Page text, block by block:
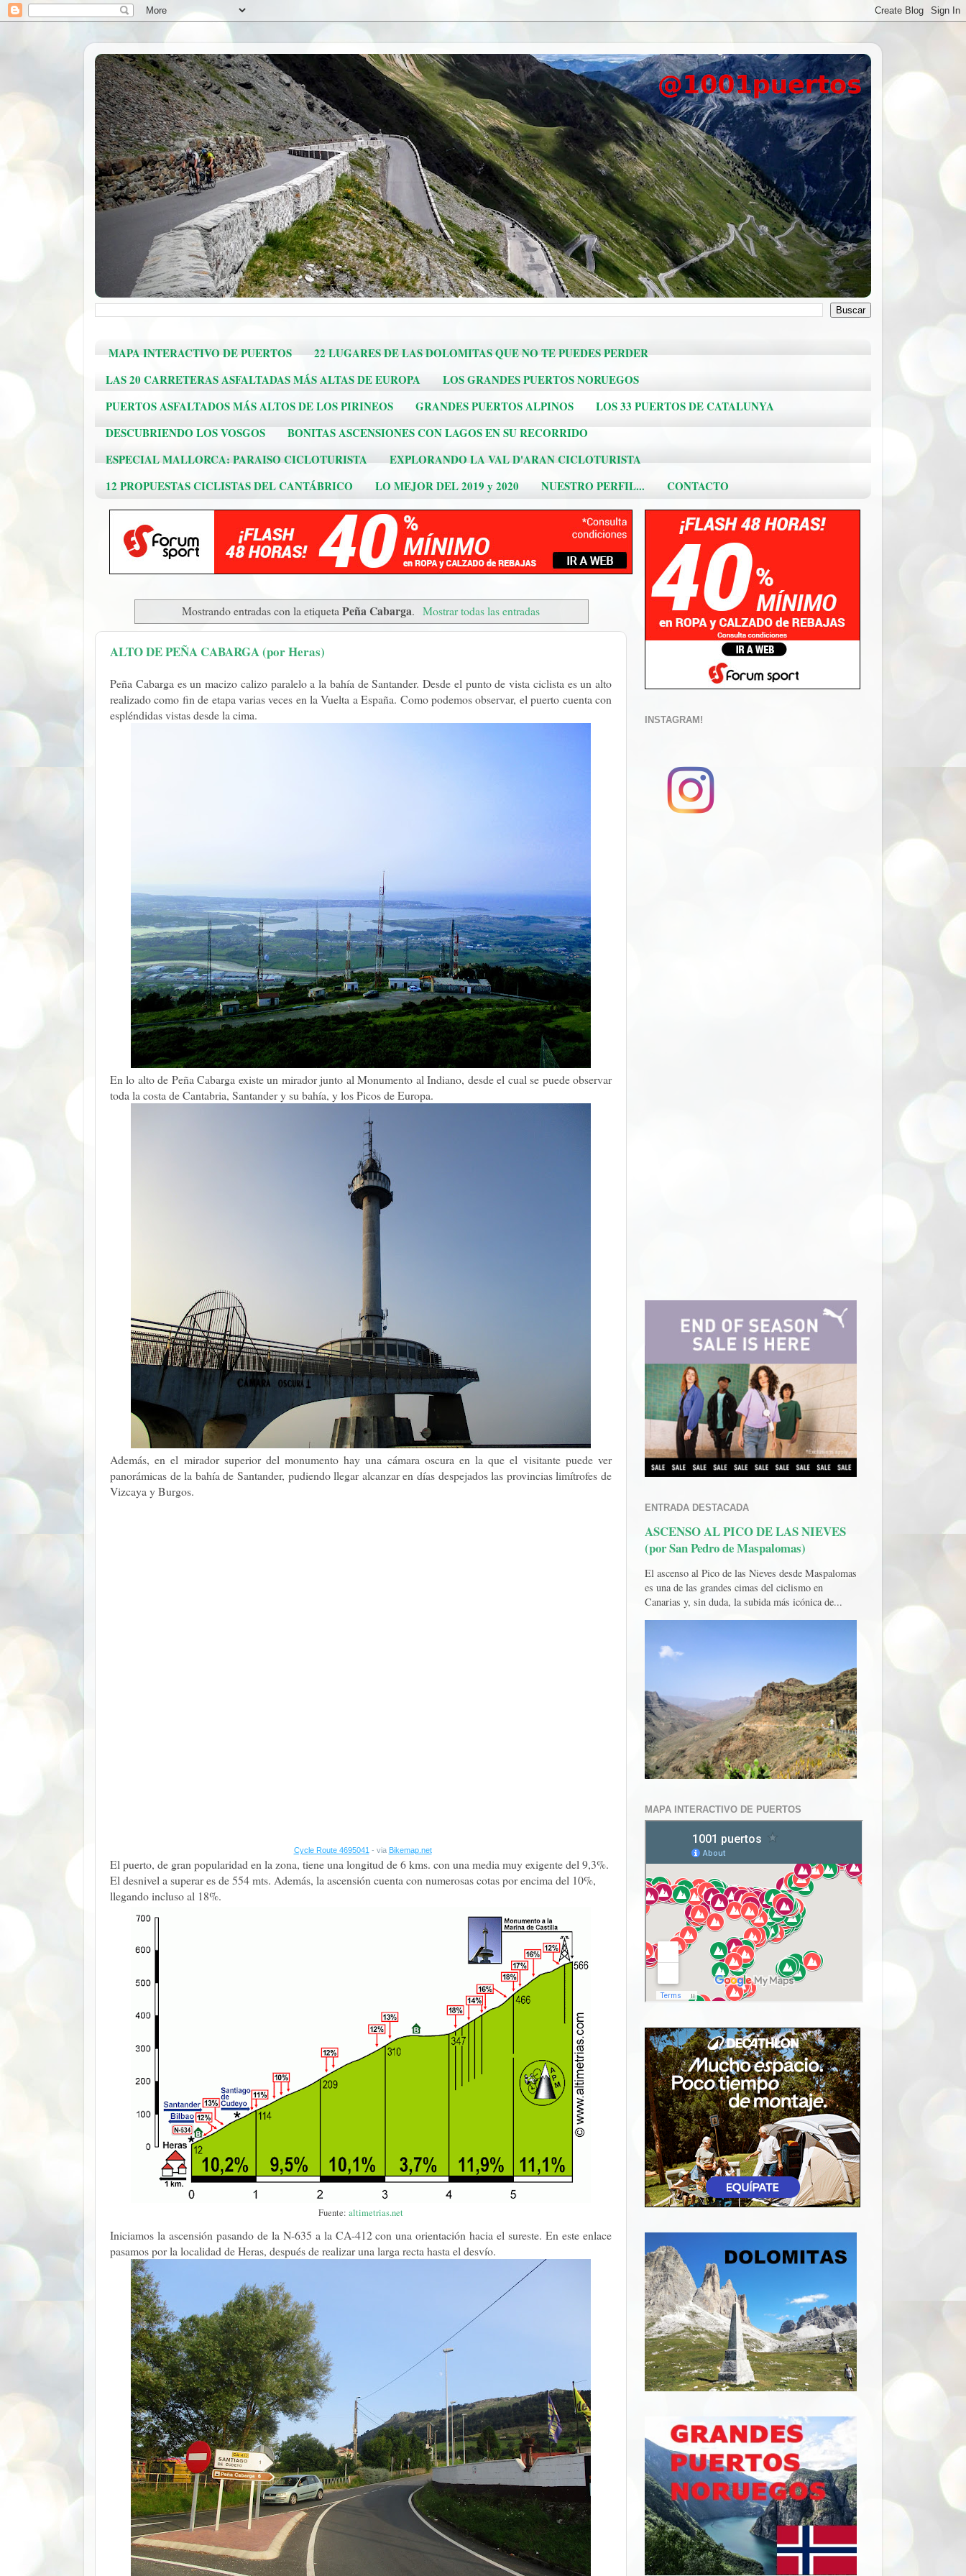
MAPA INTERACTIVO DE PUERTOS
22 LUGARES DE LAS DOLOMITAS QUE NO TE PUEDES PERDER
LAS 20 CARRETERAS ASFALTADAS MÁS ALTAS DE EUROPA
LOS GRANDES PUERTOS NORUEGOS
PUERTOS ASFALTADOS MÁS ALTOS DE LOS PIRINEOS
GRANDES PUERTOS ALPINOS
LOS 33 PUERTOS DE CATALUNYA
DESCUBRIENDO LOS VOSGOS
BONITAS ASCENSIONES CON LAGOS EN SU RECORRIDO
ESPECIAL MALLORCA: PARAISO CICLOTURISTA
EXPLORANDO LA VAL D'ARAN CICLOTURISTA
12 PROPUESTAS CICLISTAS DEL CANTÁBRICO
LO MEJOR DEL 2019 y 2020 NUESTRO PERFIL... CONTACTO
Mostrando entradas con la etiquetaPeña Cabarga. Mostrar todas las entradas
ALTO DE PEÑA CABARGA (por Heras)
Peña Cabarga es un macizo calizo paralelo a la bahía de Santander. Desde el punto de vista ciclista es un alto
realizado como fin de etapa varias veces en la Vuelta a España. Como podemos observar, el puerto cuenta con
espléndidas vistas desde la cima.
En lo alto de Peña Cabarga existe un mirador junto al Monumento al Indiano, desde el cual se puede observar
toda la costa de Cantabria, Santander y su bahía, y los Picos de Europa.
Además, en el mirador superior del monumento hay una cámara oscura en la que el visitante puede ver
panorámicas de la bahía de Santander, pudiendo llegar alcanzar en días despejados las provincias limítrofes de
Vizcaya y Burgos.
Cycle Route 4695041 - via Bikemap.net
El puerto, de gran popularidad en la zona, tiene una longitud de 6 kms. con una media muy exigente del 9,3%.
El desnivel a superar es de 554 mts. Además, la ascensión cuenta con numerosas cotas por encima del 10%,
llegando incluso al 18%.
Fuente: altimetrias.net
Iniciamos la ascensión pasando de la N-635 a la CA-412 con una orientación hacia el sureste. En este enlace
pasamos por la localidad de Heras, después de realizar una larga recta hasta el desvío.
INSTAGRAM!
ENTRADA DESTACADA
ASCENSO AL PICO DE LAS NIEVES
(por San Pedro de Maspalomas)
El ascenso al Pico de las Nieves desde Maspalomas
es una de las grandes cimas del ciclismo en
Canarias y, sin duda, la subida más icónica de...
MAPA INTERACTIVO DE PUERTOS